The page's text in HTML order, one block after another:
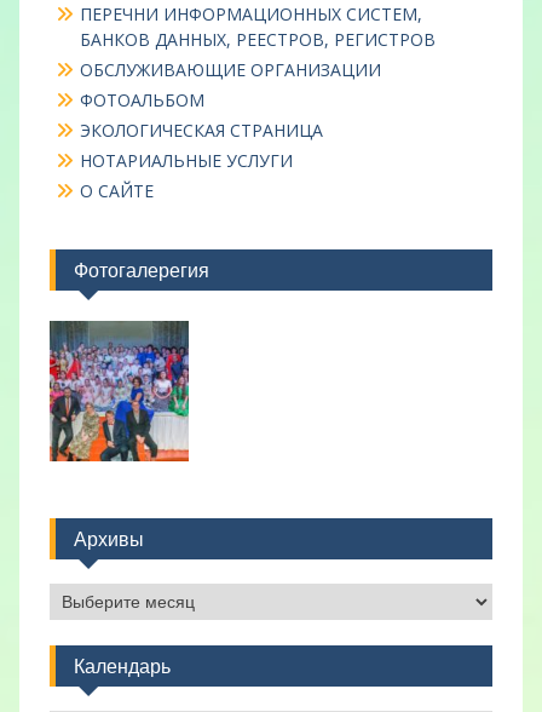
ПЕРЕЧНИ ИНФОРМАЦИОННЫХ СИСТЕМ,
БАНКОВ ДАННЫХ, РЕЕСТРОВ, РЕГИСТРОВ
ОБСЛУЖИВАЮЩИЕ ОРГАНИЗАЦИИ
ФОТОАЛЬБОМ
ЭКОЛОГИЧЕСКАЯ СТРАНИЦА
НОТАРИАЛЬНЫЕ УСЛУГИ
О САЙТЕ
Фотогалерегия
Архивы
Архивы
Календарь